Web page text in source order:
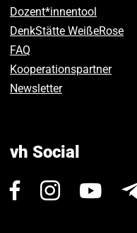
Dozent*innentool
DenkStätte WeißeRose
FAQ
Kooperationspartner
Newsletter
vh Social
Besuchen